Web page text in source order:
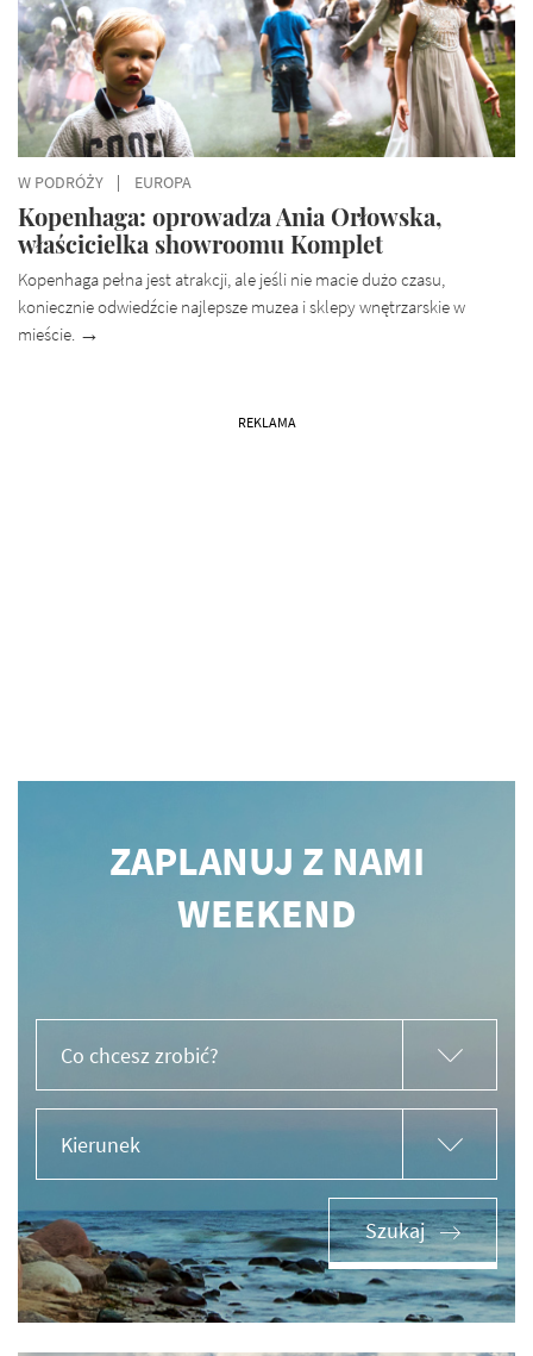
W PODRÓŻY EUROPA
Kopenhaga: oprowadza Ania Orłowska,
właścicielka showroomu Komplet
Kopenhaga pełna jest atrakcji, ale jeśli nie macie dużo czasu,
koniecznie odwiedźcie najlepsze muzea i sklepy wnętrzarskie w
mieście.
REKLAMA
ZAPLANUJ Z NAMI
WEEKEND
Co chcesz zrobić?
Kierunek
Szukaj